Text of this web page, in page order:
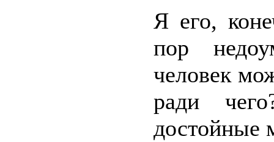
Я его,
пор
человек
ради
достойные